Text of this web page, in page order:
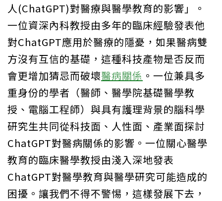
人(ChatGPT)對醫療與醫學教育的影響」。
一位資深內科教授由多年的臨床經驗發表他
對ChatGPT應用於醫療的隱憂，如果醫病雙
方沒有互信的基礎，這種科技產物是否反而
會更增加猜忌而破壞醫病關係 。一位兼具多
重身份的學者（醫師、醫學院基礎醫學教
授、電腦工程師）與具有護理背景的腦科學
研究生共同從科技面、人性面、產業面探討
ChatGPT對醫病關係的影響。一位關心醫學
教育的臨床醫學教授由淺入深地發表
ChatGPT對醫學教育與醫學研究可能造成的
困擾。讓我們不得不警惕，這樣發展下去，